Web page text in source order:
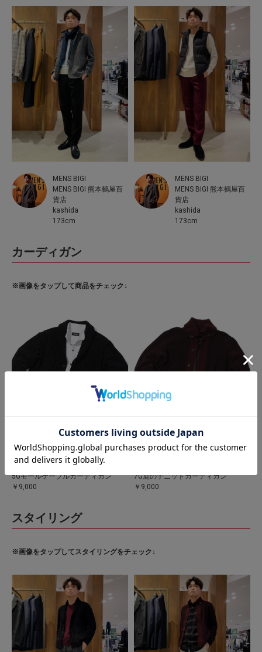
MENS BIGI
MENS BIGI 熊本鶴屋百
貨店
kashida
173cm
MENS BIGI
MENS BIGI 熊本鶴屋百
貨店
kashida
173cm
カーディガン
※画像をタップして商品をチェック↓
MEN’S BIGI
5Gモールケーブルカーディガン
￥9,000
7G鹿の子ニットカーディガン
￥9,000
スタイリング
※画像をタップしてスタイリングをチェック↓